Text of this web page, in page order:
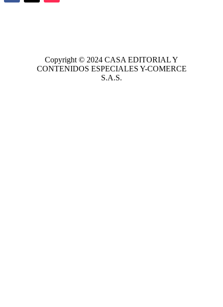
Copyright © 2024 CASA EDITORIALY
CONTENIDOS ESPECIALES Y-COMERCE
S.A.S.